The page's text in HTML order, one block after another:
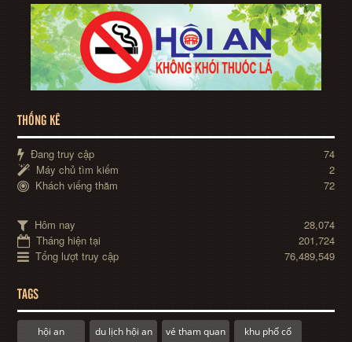
THỐNG KÊ
Đang truy cập
74
Máy chủ tìm kiếm
2
Khách viếng thăm
72
Hôm nay
28,074
Tháng hiện tại
201,724
Tổng lượt truy cập
76,489,549
TAGS
hội an du lịch hội an vé tham quan khu phố cổ